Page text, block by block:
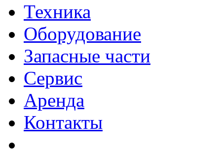
Техника
Оборудование
Запасные части
Сервис
Аренда
Контакты